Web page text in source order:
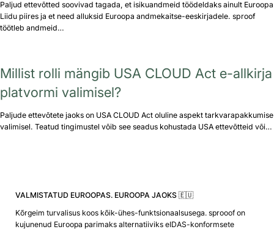
Paljud ettevõtted soovivad tagada, et isikuandmeid töödeldaks ainult Euroopa
Liidu piires ja et need alluksid Euroopa andmekaitse-eeskirjadele. sproof
töötleb andmeid…
Millist rolli mängib USA CLOUD Act e-allkirja
platvormi valimisel?
Paljude ettevõtete jaoks on USA CLOUD Act oluline aspekt tarkvarapakkumise
valimisel. Teatud tingimustel võib see seadus kohustada USA ettevõtteid või…
VALMISTATUD EUROOPAS. EUROOPA JAOKS 🇪🇺
Kõrgeim turvalisus koos kõik-ühes-funktsionaalsusega. sprooof on
kujunenud Euroopa parimaks alternatiiviks eIDAS-konformsete